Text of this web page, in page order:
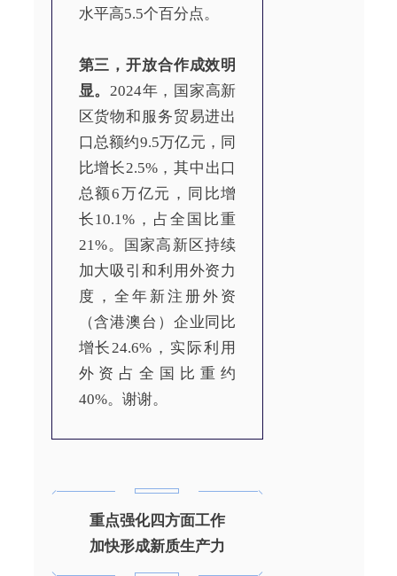
水平高5.5个百分点。
第三，开放合作成效明
显。 2024年，国家高新
区货物和服务贸易进出
口总额约9.5万亿元，同
比增长2.5%，其中出口
总额6万亿元，同比增
长10.1%，占全国比重
21%。国家高新区持续
加大吸引和利用外资力
度，全年新注册外资
（含港澳台）企业同比
增长24.6%，实际利用
外资占全国比重约
40%。谢谢。
重点强化四方面工作
加快形成新质生产力